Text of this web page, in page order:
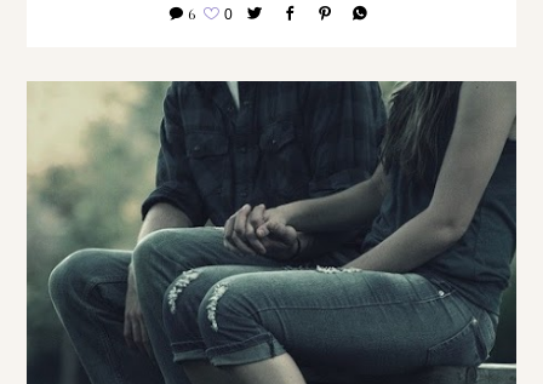
6 0